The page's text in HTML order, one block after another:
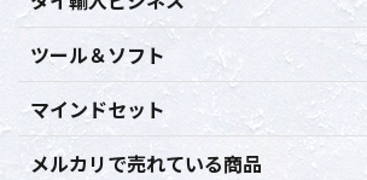
ツール＆ソフト
マインドセット
メルカリで売れている商品